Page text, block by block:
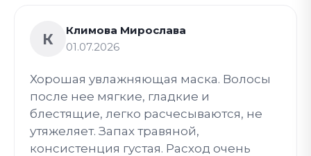
К
Климова Мирослава
01.07.2026
Хорошая увлажняющая маска. Волосы
после нее мягкие, гладкие и
блестящие, легко расчесываются, не
утяжеляет. Запах травяной,
консистенция густая. Расход очень